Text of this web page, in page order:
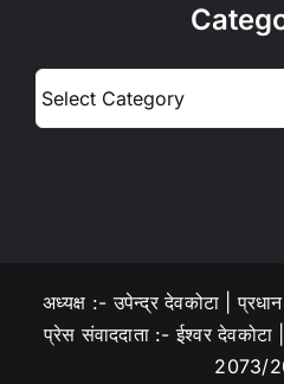
Categories
अध्यक्ष :- उपेन्द्र देवकोटा |
प्रेस संवाददाता :- ईश्वर देवकोटा
2073/